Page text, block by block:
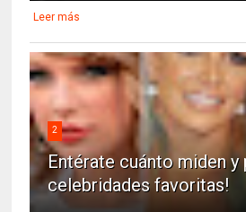
Leer más
2
Entérate cuánto miden y
celebridades favoritas!